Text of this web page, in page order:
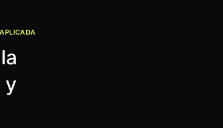
y